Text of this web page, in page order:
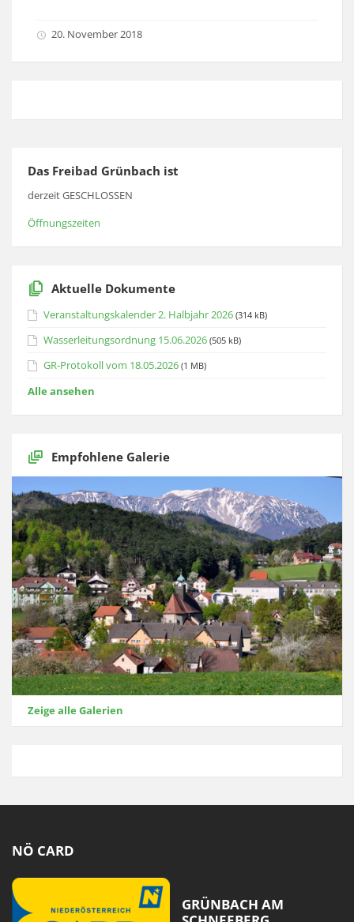
20. November 2018
Das Freibad Grünbach ist
derzeit GESCHLOSSEN
Öffnungszeiten
Aktuelle Dokumente
Veranstaltungskalender 2. Halbjahr 2026 (314 kB)
Wasserleitungsordnung 15.06.2026 (505 kB)
GR-Protokoll vom 18.05.2026 (1 MB)
Alle ansehen
Empfohlene Galerie
Zeige alle Galerien
NÖ CARD
GRÜNBACH AM